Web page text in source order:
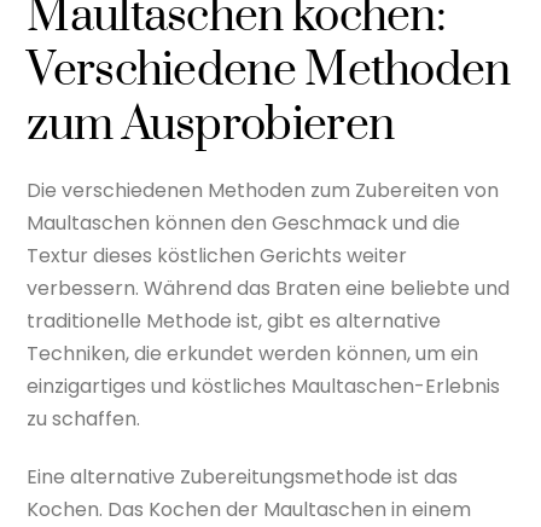
Maultaschen kochen:
Verschiedene Methoden
zum Ausprobieren
Die verschiedenen Methoden zum Zubereiten von
Maultaschen können den Geschmack und die
Textur dieses köstlichen Gerichts weiter
verbessern. Während das Braten eine beliebte und
traditionelle Methode ist, gibt es alternative
Techniken, die erkundet werden können, um ein
einzigartiges und köstliches Maultaschen-Erlebnis
zu schaffen.
Eine alternative Zubereitungsmethode ist das
Kochen. Das Kochen der Maultaschen in einem